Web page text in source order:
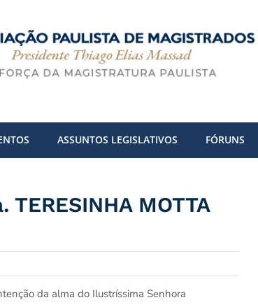
ASSUNTOS LEGISLATIVOS FÓRUNS
MOTTA
da alma do Ilustríssima Senhora